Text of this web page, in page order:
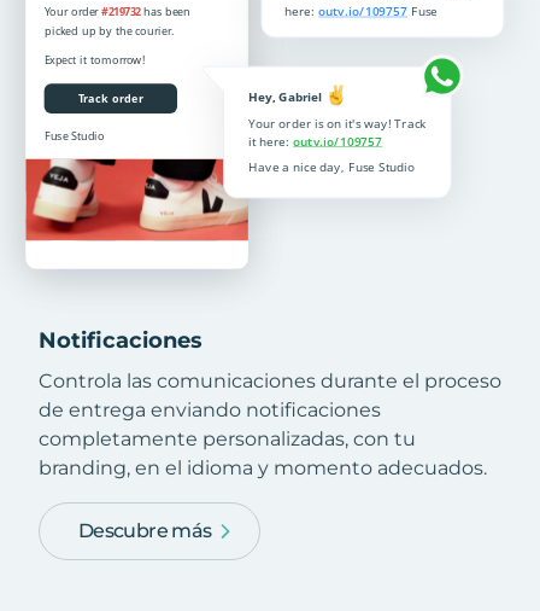
Notificaciones
Controla las comunicaciones durante el proceso
de entrega enviando notificaciones
completamente personalizadas, con tu
branding, en el idioma y momento adecuados.
Descubre más